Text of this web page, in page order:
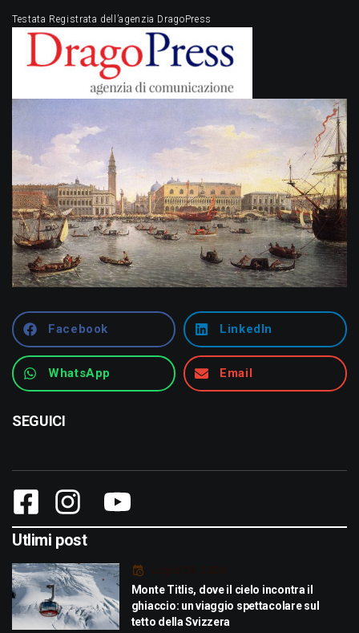
Testata Registrata dell’agenzia DragoPress
Facebook LinkedIn
WhatsApp Email
SEGUICI
Utlimi post
Luglio 29, 2026
Monte Titlis, dove il cielo incontra il
ghiaccio: un viaggio spettacolare sul
tetto della Svizzera